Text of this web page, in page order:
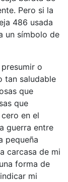
Pero si la
486 usada
un símbolo de
o
tan saludable
que
que
en el
guerra entre
pequeña
carcasa de mi
forma de
mi